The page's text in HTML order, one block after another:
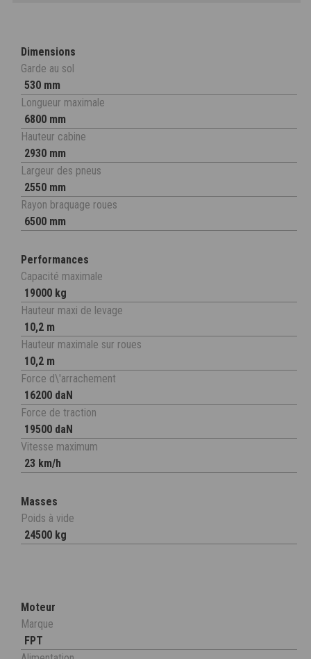
Dimensions
Garde au sol
530 mm
Longueur maximale
6800 mm
Hauteur cabine
2930 mm
Largeur des pneus
2550 mm
Rayon braquage roues
6500 mm
Performances
Capacité maximale
19000 kg
Hauteur maxi de levage
10,2 m
Hauteur maximale sur roues
10,2 m
Force d\'arrachement
16200 daN
Force de traction
19500 daN
Vitesse maximum
23 km/h
Masses
Poids à vide
24500 kg
Moteur
Marque
FPT